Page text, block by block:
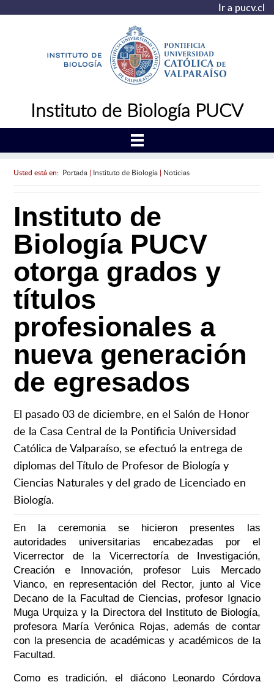
Ir a pucv.cl
Instituto de Biología PUCV
Usted está en: Portada| Instituto de Biología| Noticias
Instituto de
Biología PUCV
otorga grados y
títulos
profesionales a
nueva generación
de egresados
El pasado 03 de diciembre, en el Salón de Honor
de la Casa Central de la Pontificia Universidad
Católica de Valparaíso, se efectuó la entrega de
diplomas del Título de Profesor de Biología y
Ciencias Naturales y del grado de Licenciado en
Biología.
En la ceremonia se hicieron presentes las
autoridades universitarias encabezadas por el
Vicerrector de la Vicerrectoría de Investigación,
Creación e Innovación, profesor Luis Mercado
Vianco, en representación del Rector, junto al Vice
Decano de la Facultad de Ciencias, profesor Ignacio
Muga Urquiza y la Directora del Instituto de Biología,
profesora María Verónica Rojas, además de contar
con la presencia de académicas y académicos de la
Facultad.
Como es tradición, el diácono Leonardo Córdova